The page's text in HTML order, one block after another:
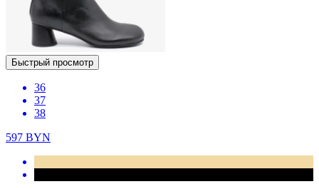
Быстрый просмотр
36
37
38
597 BYN